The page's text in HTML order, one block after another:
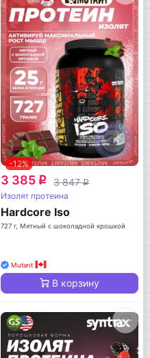
-12%
3 385 q 3 847q
Изолят протеина
Hardcore Iso
727 г, Мятный с шоколадной крошкой
Mutant
В корзину